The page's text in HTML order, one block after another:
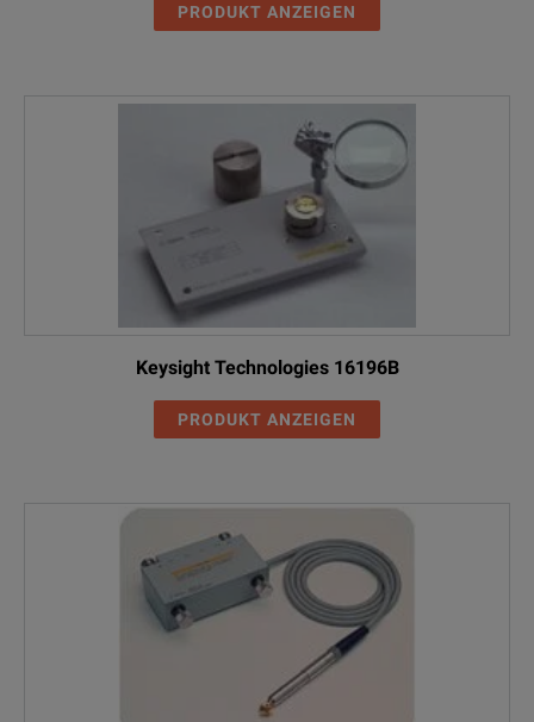
PRODUKT ANZEIGEN
Keysight Technologies 16196B
PRODUKT ANZEIGEN